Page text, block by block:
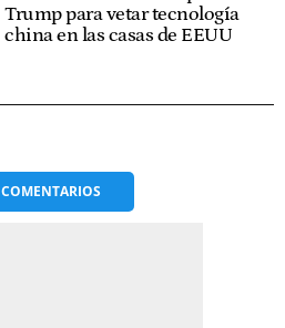
Trump para vetar tecnología
china en las casas de EEUU
COMENTARIOS